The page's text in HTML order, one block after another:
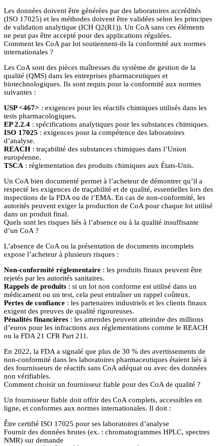
Les données doivent être générées par des laboratoires accrédités
(ISO 17025) et les méthodes doivent être validées selon les principes
de validation analytique (ICH Q2(R1)). Un CoA sans ces éléments
ne peut pas être accepté pour des applications régulées.
Comment les CoA par lot soutiennent-ils la conformité aux normes
internationales ?
Les CoA sont des pièces maîtresses du système de gestion de la
qualité (QMS) dans les entreprises pharmaceutiques et
biotechnologiques. Ils sont requis pour la conformité aux normes
suivantes :
USP <467> : exigences pour les réactifs chimiques utilisés dans les
tests pharmacologiques.
EP 2.2.4 : spécifications analytiques pour les substances chimiques.
ISO 17025 : exigences pour la compétence des laboratoires
d’analyse.
REACH : traçabilité des substances chimiques dans l’Union
européenne.
TSCA : réglementation des produits chimiques aux États-Unis.
Un CoA bien documenté permet à l’acheteur de démontrer qu’il a
respecté les exigences de traçabilité et de qualité, essentielles lors des
inspections de la FDA ou de l’EMA. En cas de non-conformité, les
autorités peuvent exiger la production de CoA pour chaque lot utilisé
dans un produit final.
Quels sont les risques liés à l’absence ou à la qualité insuffisante
d’un CoA ?
L’absence de CoA ou la présentation de documents incomplets
expose l’acheteur à plusieurs risques :
Non-conformité réglementaire : les produits finaux peuvent être
rejetés par les autorités sanitaires.
Rappels de produits : si un lot non conforme est utilisé dans un
médicament ou un test, cela peut entraîner un rappel coûteux.
Pertes de confiance : les partenaires industriels et les clients finaux
exigent des preuves de qualité rigoureuses.
Pénalités financières : les amendes peuvent atteindre des millions
d’euros pour les infractions aux réglementations comme le REACH
ou la FDA 21 CFR Part 211.
En 2022, la FDA a signalé que plus de 30 % des avertissements de
non-conformité dans les laboratoires pharmaceutiques étaient liés à
des fournisseurs de réactifs sans CoA adéquat ou avec des données
non vérifiables.
Comment choisir un fournisseur fiable pour des CoA de qualité ?
Un fournisseur fiable doit offrir des CoA complets, accessibles en
ligne, et conformes aux normes internationales. Il doit :
Être certifié ISO 17025 pour ses laboratoires d’analyse
Fournir des données brutes (ex. : chromatogrammes HPLC, spectres
NMR) sur demande